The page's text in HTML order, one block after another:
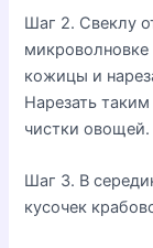
Шаг 2. Свеклу
микроволновке
кожицы и
Нарезать
чистки овощей.
Шаг 3. В
кусочек